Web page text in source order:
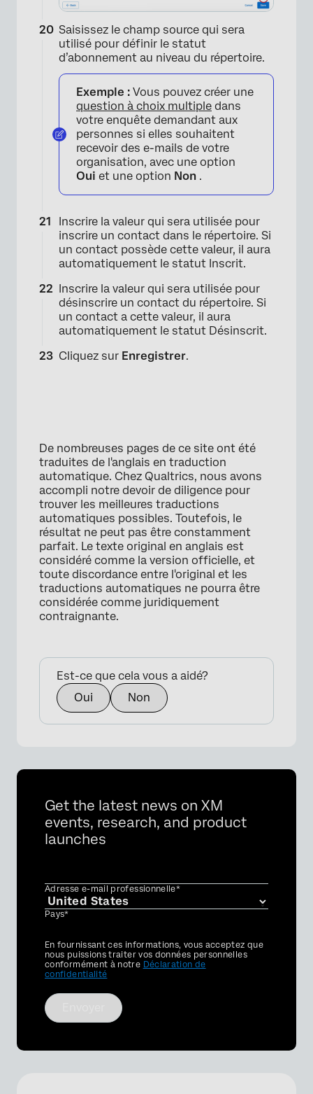
×
Saisissez le champ source qui sera
utilisé pour définir le statut
d’abonnement au niveau du répertoire.
Exemple : Vous pouvez créer une
question à choix multiple dans
votre enquête demandant aux
personnes si elles souhaitent
recevoir des e-mails de votre
organisation, avec une option
Oui et une option Non .
Inscrire la valeur qui sera utilisée pour
inscrire un contact dans le répertoire. Si
un contact possède cette valeur, il aura
automatiquement le statut Inscrit.
Inscrire la valeur qui sera utilisée pour
désinscrire un contact du répertoire. Si
un contact a cette valeur, il aura
automatiquement le statut Désinscrit.
Cliquez sur Enregistrer.
De nombreuses pages de ce site ont été
traduites de l'anglais en traduction
automatique. Chez Qualtrics, nous avons
accompli notre devoir de diligence pour
trouver les meilleures traductions
automatiques possibles. Toutefois, le
résultat ne peut pas être constamment
parfait. Le texte original en anglais est
considéré comme la version officielle, et
toute discordance entre l'original et les
traductions automatiques ne pourra être
considérée comme juridiquement
contraignante.
Est-ce que cela vous a aidé?
Oui
Non
Get the latest news on XM
events, research, and product
launches
Adresse e-mail professionnelle*
Pays*
Privacy
Optin
En fournissant ces informations, vous acceptez que
nous puissions traiter vos données personnelles
conformément à notre Déclaration de
confidentialité